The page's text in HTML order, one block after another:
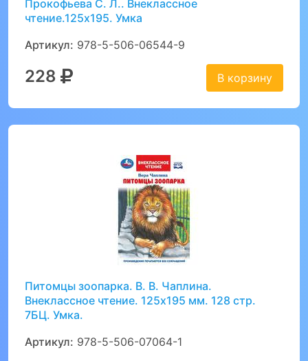
Прокофьева С. Л.. Внеклассное
чтение.125х195. Умка
Артикул: 978-5-506-06544-9
228 В корзину
Питомцы зоопарка. В. В. Чаплина.
Внеклассное чтение. 125х195 мм. 128 стр.
7БЦ. Умка.
Артикул: 978-5-506-07064-1